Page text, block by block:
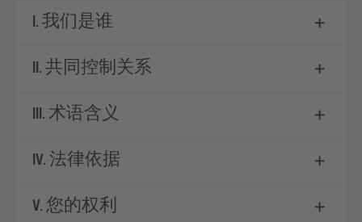
rule-compliant Tournament for you,
the other participants and the
the integrity and credibility of our
as a fair competitive sport.
Tournament is a core issue of our
d. Legal Basis
I. 我们是谁
II. 共同控制关系
III. 术语含义
IV. 法律依据
V. 您的权利